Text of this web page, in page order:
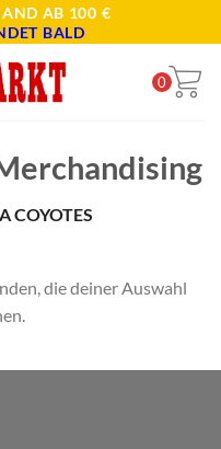
AB 100 €
BALD
0
COYOTES
die deiner Auswahl